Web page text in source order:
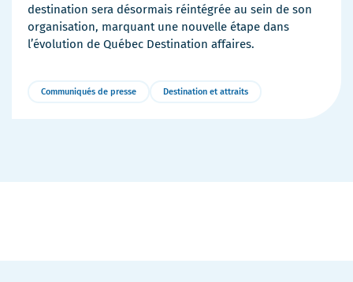
destination sera désormais réintégrée au sein de son
organisation, marquant une nouvelle étape dans
l’évolution de Québec Destination affaires.
Communiqués de presse Destination et attraits
Plus